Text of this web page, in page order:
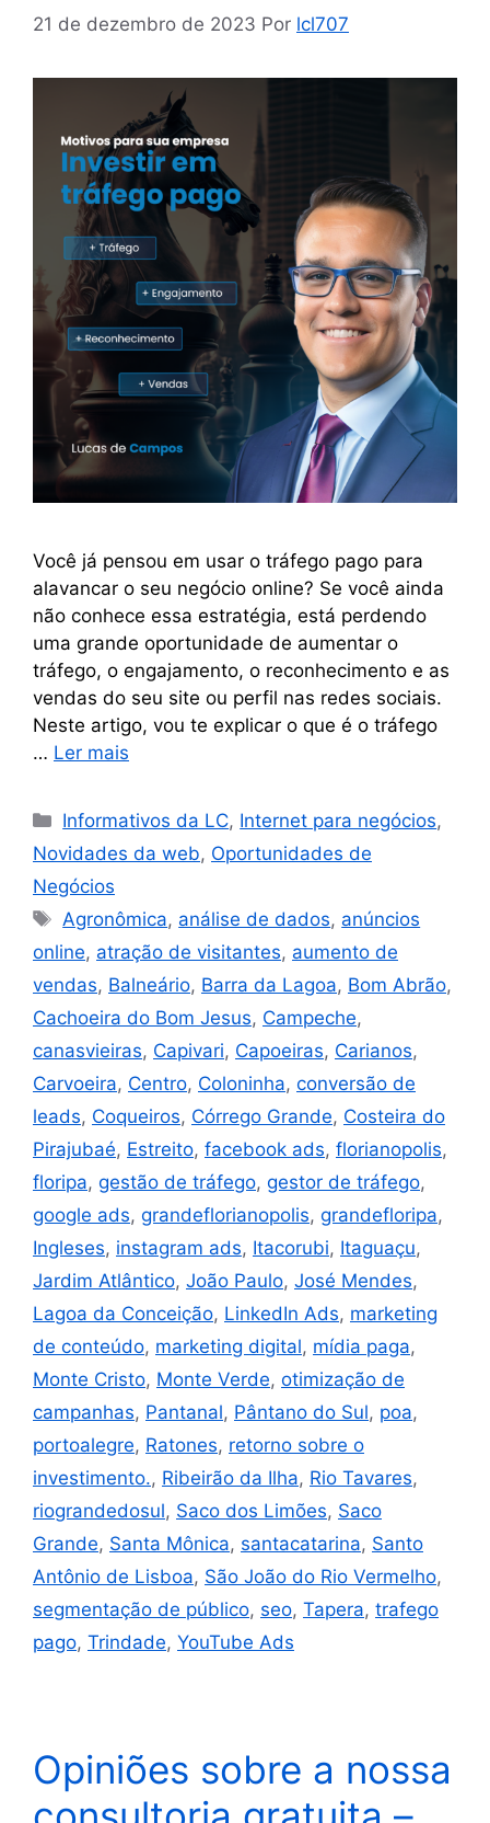
21 de dezembro de 2023 Por lcl707
Você já pensou em usar o tráfego pago para
alavancar o seu negócio online? Se você ainda
não conhece essa estratégia, está perdendo
uma grande oportunidade de aumentar o
tráfego, o engajamento, o reconhecimento e as
vendas do seu site ou perfil nas redes sociais.
Neste artigo, vou te explicar o que é o tráfego
… Ler mais
Informativos da LC, Internet para negócios,
Novidades da web, Oportunidades de
Negócios
Agronômica, análise de dados, anúncios
online, atração de visitantes, aumento de
vendas, Balneário, Barra da Lagoa, Bom Abrão,
Cachoeira do Bom Jesus, Campeche,
canasvieiras, Capivari, Capoeiras, Carianos,
Carvoeira, Centro, Coloninha, conversão de
leads, Coqueiros, Córrego Grande, Costeira do
Pirajubaé, Estreito, facebook ads, florianopolis,
floripa, gestão de tráfego, gestor de tráfego,
google ads, grandeflorianopolis, grandefloripa,
Ingleses, instagram ads, Itacorubi, Itaguaçu,
Jardim Atlântico, João Paulo, José Mendes,
Lagoa da Conceição, LinkedIn Ads, marketing
de conteúdo, marketing digital, mídia paga,
Monte Cristo, Monte Verde, otimização de
campanhas, Pantanal, Pântano do Sul, poa,
portoalegre, Ratones, retorno sobre o
investimento., Ribeirão da Ilha, Rio Tavares,
riograndedosul, Saco dos Limões, Saco
Grande, Santa Mônica, santacatarina, Santo
Antônio de Lisboa, São João do Rio Vermelho,
segmentação de público, seo, Tapera, trafego
pago, Trindade, YouTube Ads
Opiniões sobre a nossa